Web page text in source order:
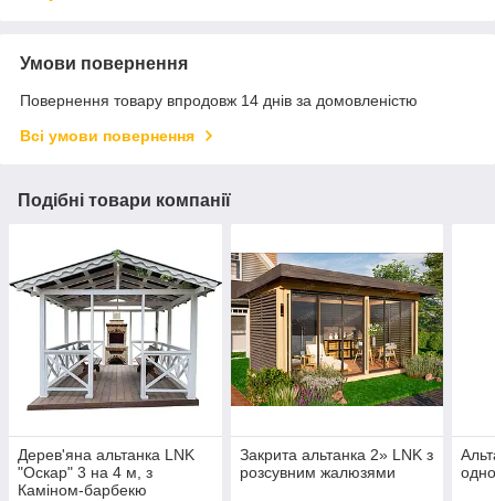
Умови повернення
Повернення товару впродовж 14 днів за домовленістю
Всі умови повернення
Подібні товари компанії
Дерев'яна альтанка LNK
"Оскар" 3 на 4 м, з
Каміном-барбекю
Закрита альтанка 2» LNK з
розсувним жалюзями